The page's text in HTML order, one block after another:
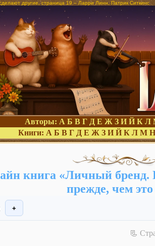
другие, страница 19 – Ларри Линн, Патрик Ситкинс
Авторы: А Б В Г Д Е Ж З И Й К Л
Книги: А Б В Г Д Е Ж З И Й К Л М Н
книга «Личный бренд.
прежде, чем
+
📃